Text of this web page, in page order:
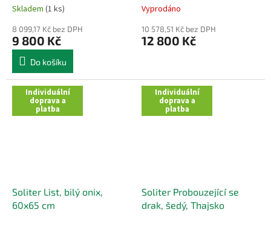
Skladem (1 ks)
8 099,17 Kč bez DPH
9 800 Kč
Do košíku
Vyprodáno
10 578,51 Kč bez DPH
12 800 Kč
Individuální
doprava a
platba
Soliter List, bilý onix,
60x65 cm
Individuální
doprava a
platba
Soliter Probouzející se
drak, šedý, Thajsko